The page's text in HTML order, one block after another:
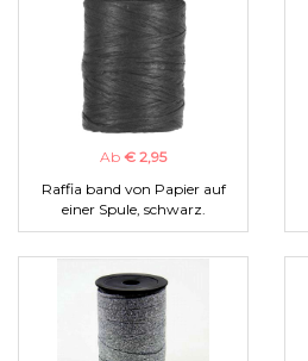
Ab € 2,95
Raffia band von Papier auf
einer Spule, schwarz.